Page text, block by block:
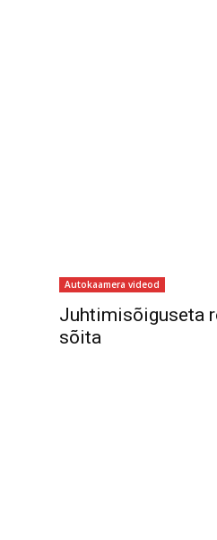
Autokaamera videod
Juhtimisõiguseta
sõita